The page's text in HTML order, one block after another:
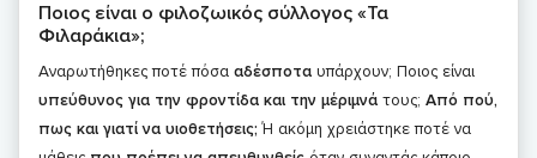
Ποιος είναι ο φιλοζωικός σύλλογος «Τα
Φιλαράκια»;
Αναρωτήθηκες ποτέ πόσα αδέσποτα υπάρχουν; Ποιος είναι
υπεύθυνος για την φροντίδα και την μέριμνά τους; Από πού,
πως και γιατί να υιοθετήσεις; Ή ακόμη χρειάστηκε ποτέ να